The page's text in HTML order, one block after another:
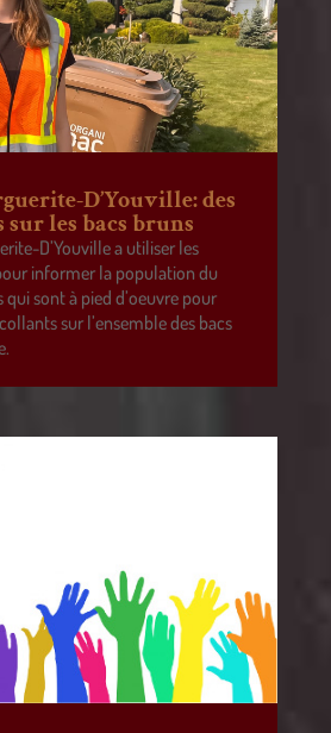
D’Youville: des
les bacs bruns
D’Youville a utiliser les
informer la population du
qui sont à pied d’oeuvre pour
sur l’ensemble des bacs